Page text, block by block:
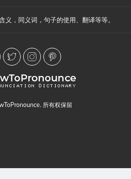
义，同义词，句子的使用、翻译等等。
所有权保留